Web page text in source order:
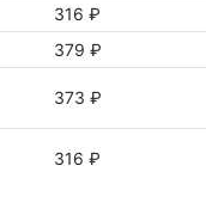
316 ₽
379 ₽
373 ₽
316 ₽